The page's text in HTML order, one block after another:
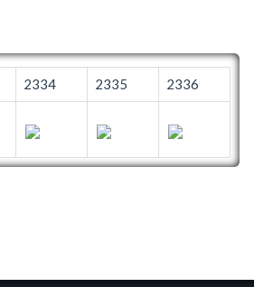
2334 2335 2336